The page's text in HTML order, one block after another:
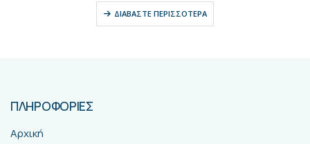
ΔΙΑΒΆΣΤΕ ΠΕΡΙΣΣΌΤΕΡΑ
ΠΛΗΡΟΦΟΡΙΕΣ
Αρχική